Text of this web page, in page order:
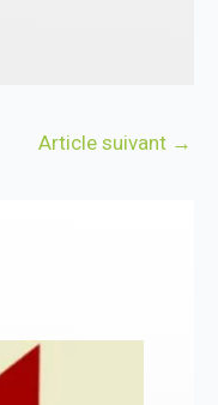
Article suivant →